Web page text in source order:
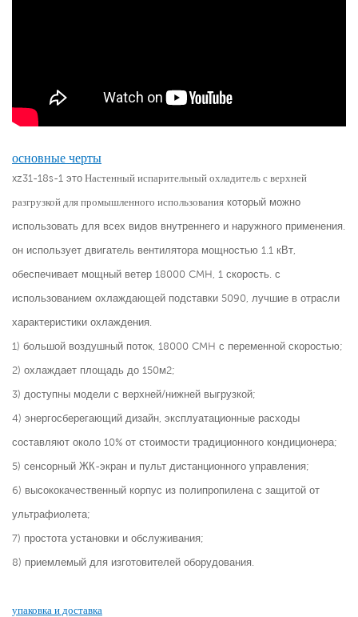
основные черты
xz31-18s-1 это Настенный испарительный охладитель с верхней
разгрузкой для промышленного использования который можно
использовать для всех видов внутреннего и наружного применения.
он использует двигатель вентилятора мощностью 1.1 кВт,
обеспечивает мощный ветер 18000 CMH, 1 скорость. с
использованием охлаждающей подставки 5090, лучшие в отрасли
характеристики охлаждения.
1) большой воздушный поток, 18000 CMH с переменной скоростью;
2) охлаждает площадь до 150м2;
3) доступны модели с верхней/нижней выгрузкой;
4) энергосберегающий дизайн, эксплуатационные расходы
составляют около 10% от стоимости традиционного кондиционера;
5) сенсорный ЖК-экран и пульт дистанционного управления;
6) высококачественный корпус из полипропилена с защитой от
ультрафиолета;
7) простота установки и обслуживания;
8) приемлемый для изготовителей оборудования.
упаковка и доставка